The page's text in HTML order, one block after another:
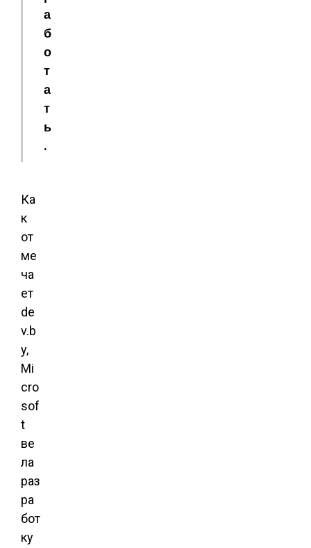
а
б
о
т
а
т
ь
.
Ка
к
от
ме
ча
ет
de
v.b
y,
Mi
cro
sof
t
ве
ла
раз
ра
бот
ку